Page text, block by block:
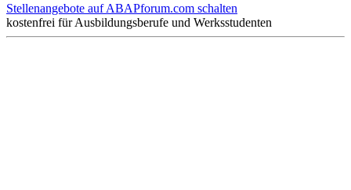
Stellenangebote auf ABAPforum.com schalten
kostenfrei für Ausbildungsberufe und Werksstudenten